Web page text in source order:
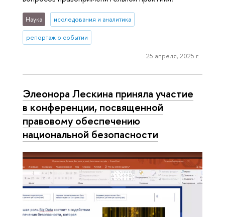
Наука исследования и аналитика
репортаж о событии
25 апреля, 2025 г.
Элеонора Лескина приняла участие
в конференции, посвященной
правовому обеспечению
национальной безопасности